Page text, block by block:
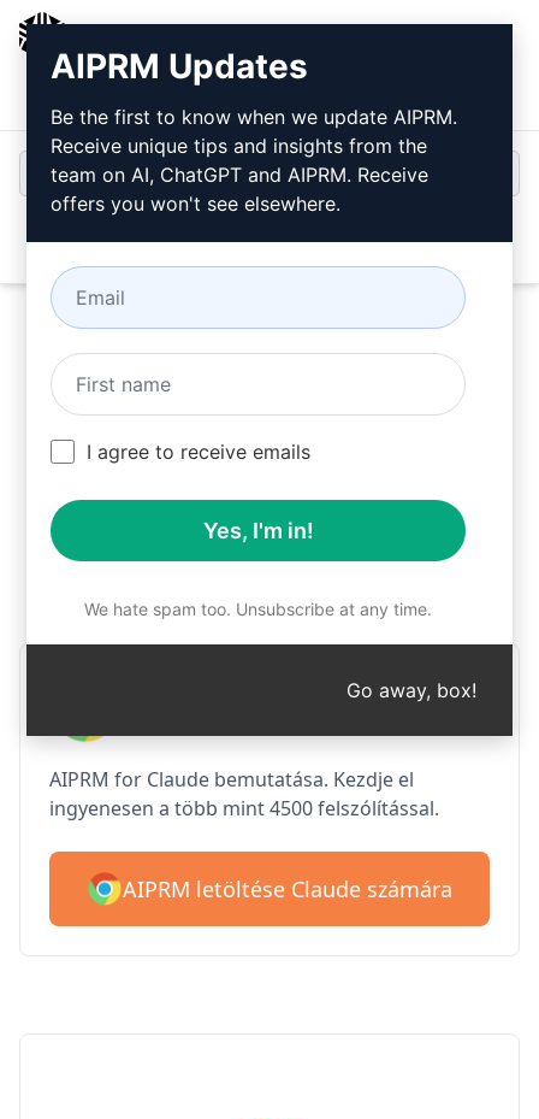
Bejelentkezés
Próbálja ki ezt a
Claude
Promptmost
1. lépés : Az AIPRM ingyenes
AIPRM Claude a Google
AIPRM for Claude bemutatása. Kezdje el
ingyenesen a több mint 4500 felszólítással.
AIPRM letöltése Claude számára
AIPRM Updates
Be the first to know when we update AIPRM.
Receive unique tips and insights from the
team on AI, ChatGPT and AIPRM. Receive
offers you won't see elsewhere.
I agree to receive emails
Yes, I'm in!
We hate spam too. Unsubscribe at any time.
Go away, box!